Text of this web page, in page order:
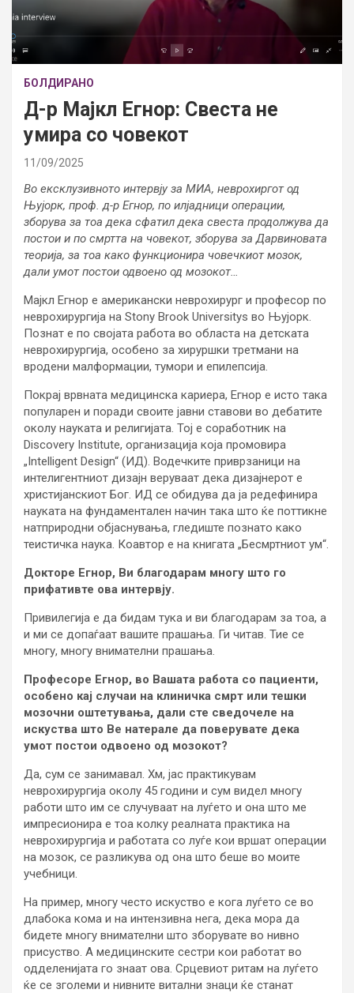
БОЛДИРАНО
Д-р Мајкл Егнор: Свеста не
умира со човекот
11/09/2025
Во ексклузивното интервју за МИА, неврохиргот од
Њујорк, проф. д-р Егнор, по илјадници операции,
зборува за тоа дека сфатил дека свеста продолжува да
постои и по смртта на човекот, зборува за Дарвиновата
теорија, за тоа како функционира човечкиот мозок,
дали умот постои одвоено од мозокот…
Мајкл Егнор е американски неврохирург и професор по
неврохирургија на Stony Brook Universitys во Њујорк.
Познат е по својата работа во областа на детската
неврохирургија, особено за хируршки третмани на
вродени малформации, тумори и епилепсија.
Покрај врвната медицинска кариера, Егнор е исто така
популарен и поради своите јавни ставови во дебатите
околу науката и религијата. Тој е соработник на
Discovery Institute, организација која промовира
„Intelligent Design“ (ИД). Водечките приврзаници на
интелигентниот дизајн веруваат дека дизајнерот е
христијанскиот Бог. ИД се обидува да ја редефинира
науката на фундаментален начин така што ќе поттикне
натприродни објаснувања, гледиште познато како
теистичка наука. Коавтор е на книгата „Бесмртниот ум“.
Докторе Егнор, Ви благодарам многу што го
прифативте ова интервју.
Привилегија е да бидам тука и ви благодарам за тоа, а
и ми се допаѓаат вашите прашања. Ги читав. Тие се
многу, многу внимателни прашања.
Професоре Егнор, во Вашата работа со пациенти,
особено кај случаи на клиничка смрт или тешки
мозочни оштетувања, дали сте сведочеле на
искуства што Ве натерале да поверувате дека
умот постои одвоено од мозокот?
Да, сум се занимавал. Хм, јас практикувам
неврохирургија околу 45 години и сум видел многу
работи што им се случуваат на луѓето и она што ме
импресионира е тоа колку реалната практика на
неврохирургија и работата со луѓе кои вршат операции
на мозок, се разликува од она што беше во моите
учебници.
На пример, многу често искуство е кога луѓето се во
длабока кома и на интензивна нега, дека мора да
бидете многу внимателни што зборувате во нивно
присуство. А медицинските сестри кои работат во
одделенијата го знаат ова. Срцевиот ритам на луѓето
ќе се зголеми и нивните витални знаци ќе станат